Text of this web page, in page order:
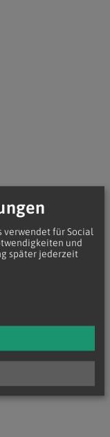
verwendet für Social
und
später jederzeit